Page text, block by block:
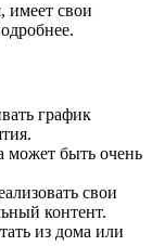
имеет свои
график
может быть очень
свои
контент.
из дома или